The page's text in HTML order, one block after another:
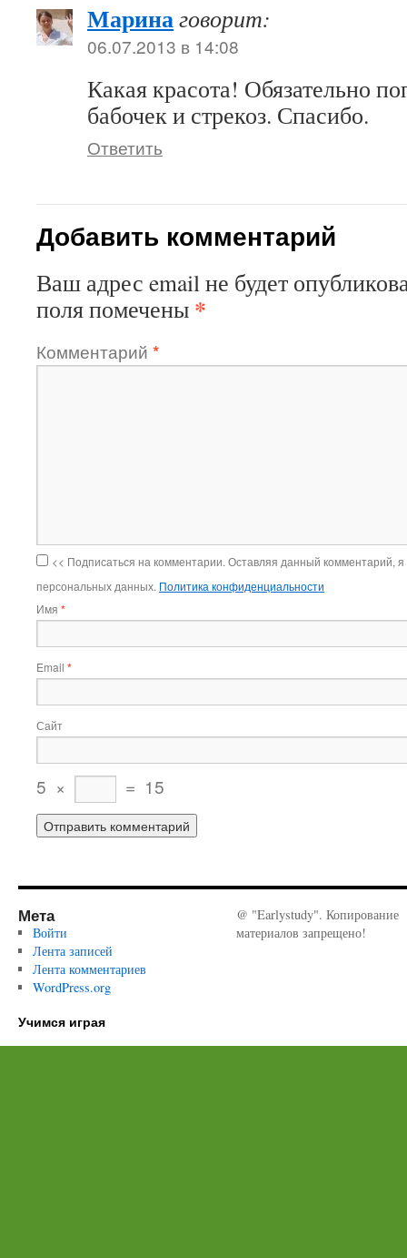
Маринаговорит:
06.07.2013 в 14:08
Какая красота! Обязательно
бабочек и стрекоз. Спасибо.
Ответить
Добавить комментарий
Ваш адрес email не будет
поля помечены *
Комментарий *
<< Подписаться на комментарии. Оставляя данный комментарий,
персональных данных. Политика конфиденциальности
Имя *
Email *
Сайт
5 × = 15
Мета
Войти
Лента записей
Лента комментариев
WordPress.org
@ "Earlystudy". Копирование
материалов запрещено!
Учимся играя